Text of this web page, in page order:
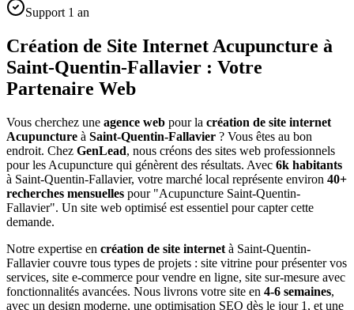
Support 1 an
Création de Site Internet Acupuncture à
Saint-Quentin-Fallavier : Votre
Partenaire Web
Vous cherchez une agence web pour la création de site internet
Acupuncture à Saint-Quentin-Fallavier ? Vous êtes au bon
endroit. Chez GenLead, nous créons des sites web professionnels
pour les Acupuncture qui génèrent des résultats. Avec 6k habitants
à Saint-Quentin-Fallavier, votre marché local représente environ 40+
recherches mensuelles pour "Acupuncture Saint-Quentin-
Fallavier". Un site web optimisé est essentiel pour capter cette
demande.
Notre expertise en création de site internet à Saint-Quentin-
Fallaviercouvre tous types de projets : site vitrine pour présenter vos
services, site e-commerce pour vendre en ligne, site sur-mesure avec
fonctionnalités avancées. Nous livrons votre site en 4-6 semaines,
avec un design moderne, une optimisation SEO dès le jour 1, et une